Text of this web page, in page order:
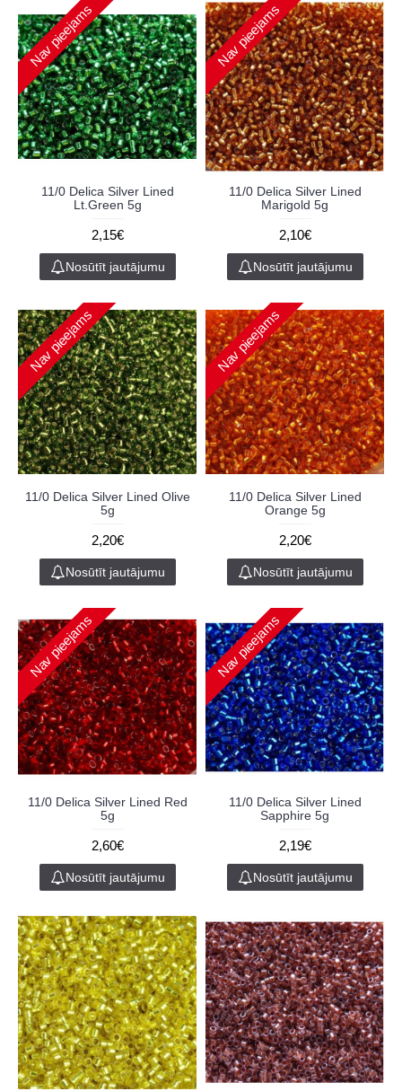
Nav pieejams
11/0 Delica Silver Lined
Lt.Green 5g
2,15€
Nosūtīt jautājumu
Nav pieejams
11/0 Delica Silver Lined
Marigold 5g
2,10€
Nosūtīt jautājumu
Nav pieejams
11/0 Delica Silver Lined Olive
5g
2,20€
Nosūtīt jautājumu
Nav pieejams
11/0 Delica Silver Lined
Orange 5g
2,20€
Nosūtīt jautājumu
Nav pieejams
11/0 Delica Silver Lined Red
5g
2,60€
Nosūtīt jautājumu
Nav pieejams
11/0 Delica Silver Lined
Sapphire 5g
2,19€
Nosūtīt jautājumu